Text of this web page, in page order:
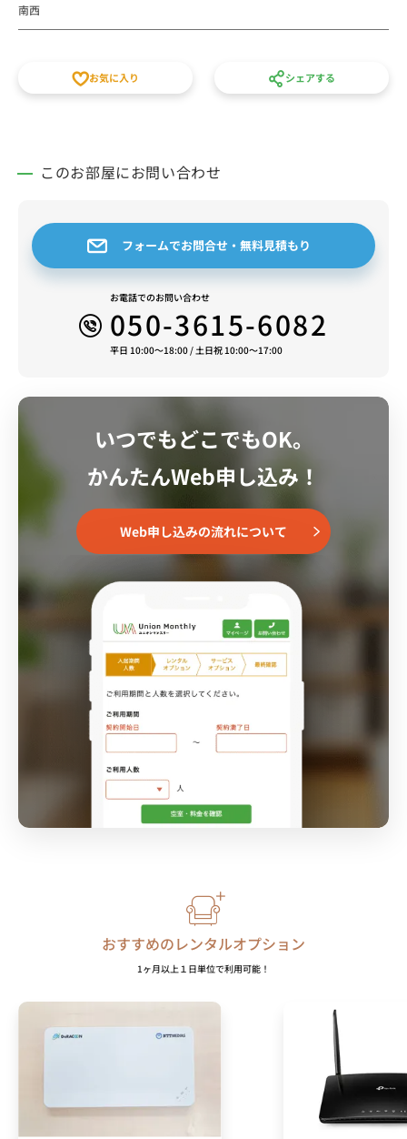
付き短期賃貸マンションの格安ウィークリー・マンスリ
から離れていますが、街が充実していたり電車で少し移
動するだけでも、買い物も観光もしやすいです。徒歩15
要、水道光熱費不要の家具家電付き短期賃貸マンション
南西
お気に入り シェアする
このお部屋にお問い合わせ
フォームでお問合せ・無料見積もり
お電話でのお問い合わせ
050-3615-6082
平日 10:00～18:00 / 土日祝 10:00～17:00
いつでもどこでもOK。
かんたんWeb申し込み！
Web申し込みの流れについて
おすすめのレンタルオプション
1ヶ月以上１日単位で利用可能！